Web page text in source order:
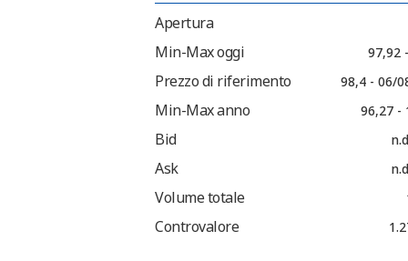
Apertura
Min-Max oggi
97,92
Prezzo di riferimento 98,4 - 06/
Min-Max anno 96,27 -
Bid
Ask
Volume totale
Controvalore